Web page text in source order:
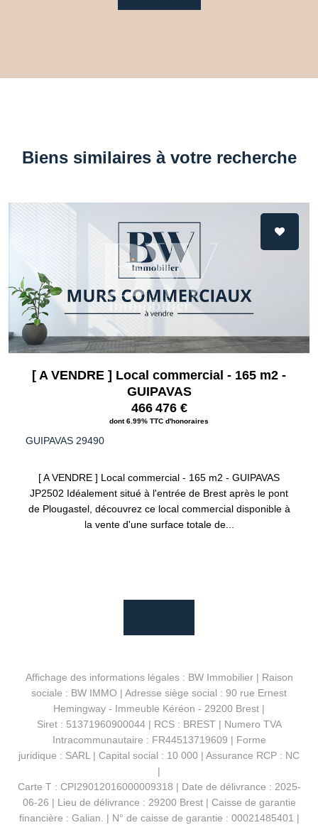
Biens similaires à votre recherche
[ A VENDRE ] Local commercial - 165 m2 -
GUIPAVAS
466 476 €
dont 6.99% TTC d'honoraires
GUIPAVAS 29490
[ A VENDRE ] Local commercial - 165 m2 - GUIPAVAS
JP2502 Idéalement situé à l'entrée de Brest après le pont
de Plougastel, découvrez ce local commercial disponible à
la vente d'une surface totale de...
Affichage des informations légales : BW Immobilier | Raison
sociale : BW IMMO | Adresse siège social : 90 rue Ernest
Hemingway - Immeuble Kéréon - 29200 Brest |
Siret : 51371960900044 | RCS : BREST | Numero TVA
Intracommunautaire : FR44513719609 | Forme
juridique : SARL | Capital social : 10 000 | Assurance RCP : NC
|
Carte T : CPI29012016000009318 | Date de délivrance : 2025-
06-26 | Lieu de délivrance : 29200 Brest | Caisse de garantie
financière : Galian. | N° de caisse de garantie : 00021485401 |